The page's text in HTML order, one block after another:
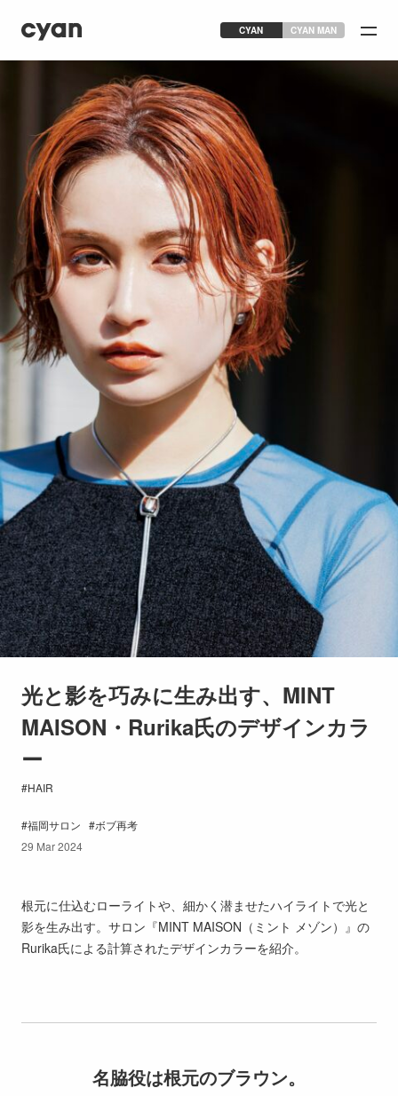
CYAN CYAN MAN
光と影を巧みに生み出す、MINT
MAISON・Rurika氏のデザインカラ
ー
HAIR
福岡サロン
ボブ再考
29 Mar 2024
根元に仕込むローライトや、細かく潜ませたハイライトで光と
影を生み出す。サロン『MINT MAISON（ミント メゾン）』の
Rurika氏による計算されたデザインカラーを紹介。
名脇役は根元のブラウン。